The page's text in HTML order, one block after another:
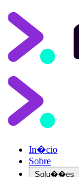
In�cio
Sobre